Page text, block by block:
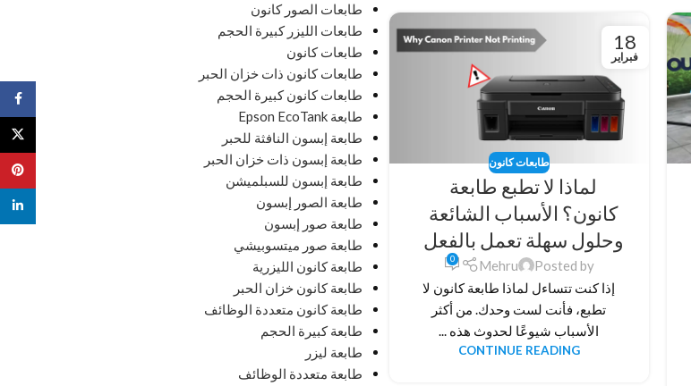
18
فبراير
طابعات كانون
لماذا لا تطبع طابعة
كانون؟ الأسباب الشائعة
وحلول سهلة تعمل بالفعل
Posted by
Mehru
0
إذا كنت تتساءل لماذا طابعة كانون لا
تطبع، فأنت لست وحدك. من أكثر
الأسباب شيوعًا لحدوث هذه ...
CONTINUE READING
طابعات الصور كانون
طابعات الليزر كبيرة الحجم
طابعات كانون
طابعات كانون ذات خزان الحبر
طابعات كانون كبيرة الحجم
طابعة Epson EcoTank
طابعة إبسون النافثة للحبر
طابعة إبسون ذات خزان الحبر
طابعة إبسون للسبلميشن
طابعة الصور إبسون
طابعة صور إبسون
طابعة صور ميتسوبيشي
طابعة كانون الليزرية
طابعة كانون خزان الحبر
طابعة كانون متعددة الوظائف
طابعة كبيرة الحجم
طابعة ليزر
طابعة متعددة الوظائف